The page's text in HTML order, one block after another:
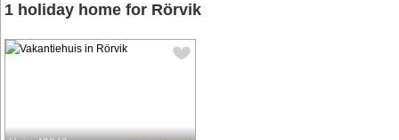
1 holiday home for Rörvik